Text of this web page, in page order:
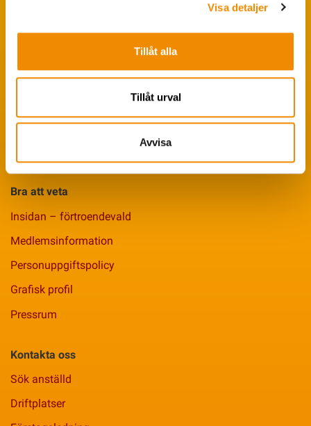
Visa detaljer
Tillåt alla
Tillåt urval
Avvisa
Fruktsamhetsservice
Ledarpraktikan
Bra att veta
Insidan – förtroendevald
Medlemsinformation
Personuppgiftspolicy
Grafisk profil
Pressrum
Kontakta oss
Sök anställd
Driftplatser